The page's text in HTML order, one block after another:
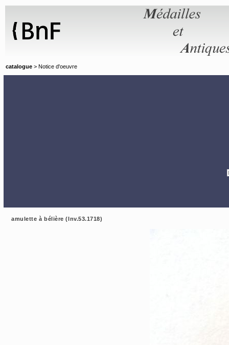
catalogue > Notice d'oeuvre
amulette à bélière (Inv.53.1718)